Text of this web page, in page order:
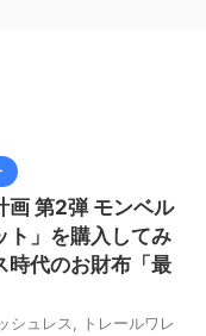
画 第2弾 モンベル
ト」を購入してみ
時代のお財布「最
シュレス
トレールワレ